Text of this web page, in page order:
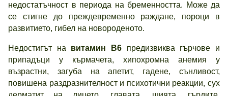
недостатъчност в периода на бременността. Може да
се стигне до преждевременно раждане, пороци в
развитието, гибел на новороденото.
Недостигът на витамин В6 предизвиква гърчове и
припадъци у кърмачета, хипохромна анемия у
възрастни, загуба на апетит, гадене, сънливост,
повишена раздразнителност и психотични реакции, сух